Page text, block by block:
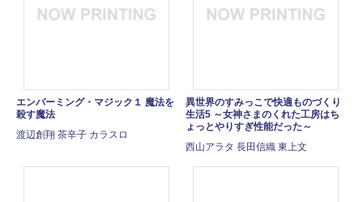
エンバーミング・マジック１ 魔法を
殺す魔法
渡辺創翔 茶辛子 カラスロ
異世界のすみっこで快適ものづくり
生活5 ～女神さまのくれた工房はち
ょっとやりすぎ性能だった～
西山アラタ 長田信織 東上文